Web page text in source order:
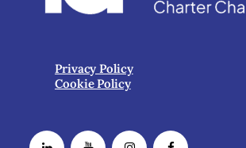
Privacy Policy
Cookie Policy